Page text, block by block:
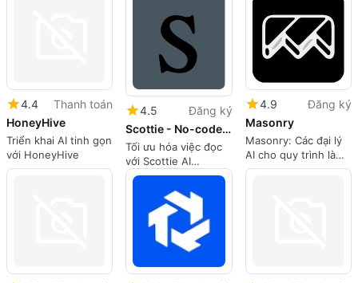
4.4
Thanh toán
HoneyHive
Triển khai AI tinh gọn
với HoneyHive
4.5
Đăng ký
Scottie - No-code AI Agents
Tối ưu hóa việc đọc
với Scottie AI
Chatbot
4.9
Đăng ký
Masonry
Masonry: Các đại lý
AI cho quy trình làm
việc hợp lý hóa